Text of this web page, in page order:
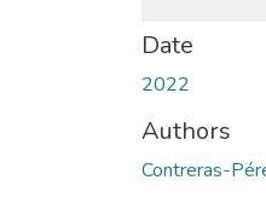
Date
2022
Authors
Contreras-